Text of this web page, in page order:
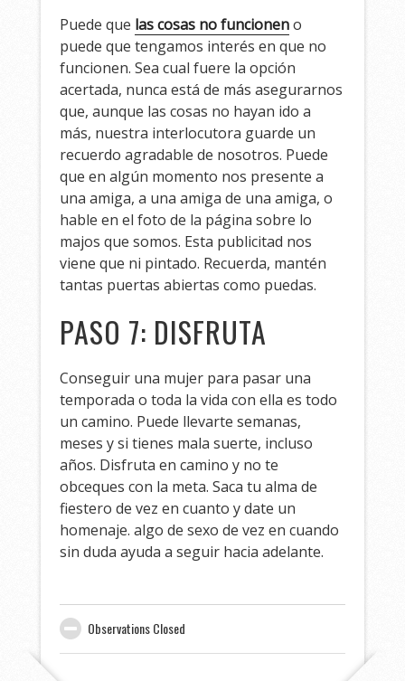
Puede que las cosas no funcioneno
puede que tengamos interés en que no
funcionen. Sea cual fuere la opción
acertada, nunca está de más asegurarnos
que, aunque las cosas no hayan ido a
más, nuestra interlocutora guarde un
recuerdo agradable de nosotros. Puede
que en algún momento nos presente a
una amiga, a una amiga de una amiga, o
hable en el foto de la página sobre lo
majos que somos. Esta publicitad nos
viene que ni pintado. Recuerda, mantén
tantas puertas abiertas como puedas.
PASO 7: DISFRUTA
Conseguir una mujer para pasar una
temporada o toda la vida con ella es todo
un camino. Puede llevarte semanas,
meses y si tienes mala suerte, incluso
años. Disfruta en camino y no te
obceques con la meta. Saca tu alma de
fiestero de vez en cuanto y date un
homenaje. algo de sexo de vez en cuando
sin duda ayuda a seguir hacia adelante.
Observations Closed